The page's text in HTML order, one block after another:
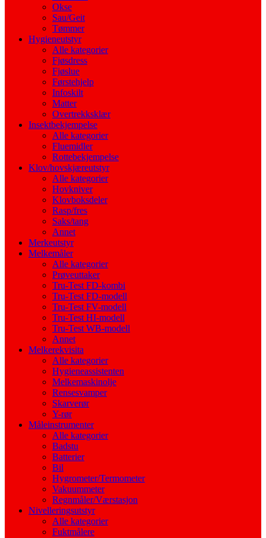
Okse
Sau/Geit
Tømmer
Hygieneutstyr
Alle kategorier
Fjøsdress
Fjøslue
Førstehjelp
Infoskilt
Matter
Overtrekksklær
Insektbekjempelse
Alle kategorier
Fluemidler
Rottebekjempelse
Klov/hovskjæreutstyr
Alle kategorier
Hovkniver
Klovboksdeler
Rasp/fres
Saks/tang
Annet
Merkeutstyr
Melkemåler
Alle kategorier
Prøveuttaker
Tru-Test FD-kombi
Tru-Test FD-modell
Tru-Test FV-modell
Tru-Test HI-modell
Tru-Test WB-modell
Annet
Melkerekvisita
Alle kategorier
Hygieneassistenten
Melkemaskinolje
Rensesvamper
Skarverør
Y-rør
Måleinstrumenter
Alle kategorier
Badstu
Batterier
Bil
Hygrometer/Termometer
Vakuummeter
Regnmåler/Værstasjon
Nivelleringsutstyr
Alle kategorier
Fuktmålere